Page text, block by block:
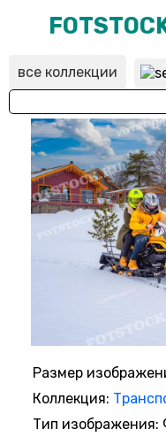
ВХОД
РЕГИСТРАЦИЯ
все коллекции
Размер
Коллекция:
Тип изображения: